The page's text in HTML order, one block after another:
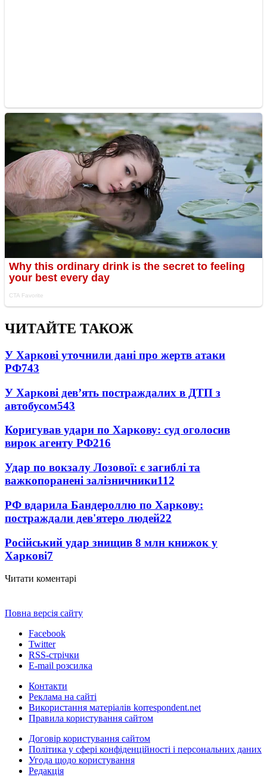
ЧИТАЙТЕ ТАКОЖ
У Харкові уточнили дані про жертв атаки
РФ743
У Харкові дев’ять постраждалих в ДТП з
автобусом543
Коригував удари по Харкову: суд оголосив
вирок агенту РФ216
Удар по вокзалу Лозової: є загиблі та
важкопоранені залізничники112
РФ вдарила Бандероллю по Харкову:
постраждали дев'ятеро людей22
Російський удар знищив 8 млн книжок у
Харкові7
Читати коментарі
Повна версія сайту
Facebook
Twitter
RSS-стрічки
E-mail розсилка
Контакти
Реклама на сайті
Використання матеріалів korrespondent.net
Правила користування сайтом
Договір користування сайтом
Політика у сфері конфіденційності і персональних даних
Угода щодо користування
Редакція